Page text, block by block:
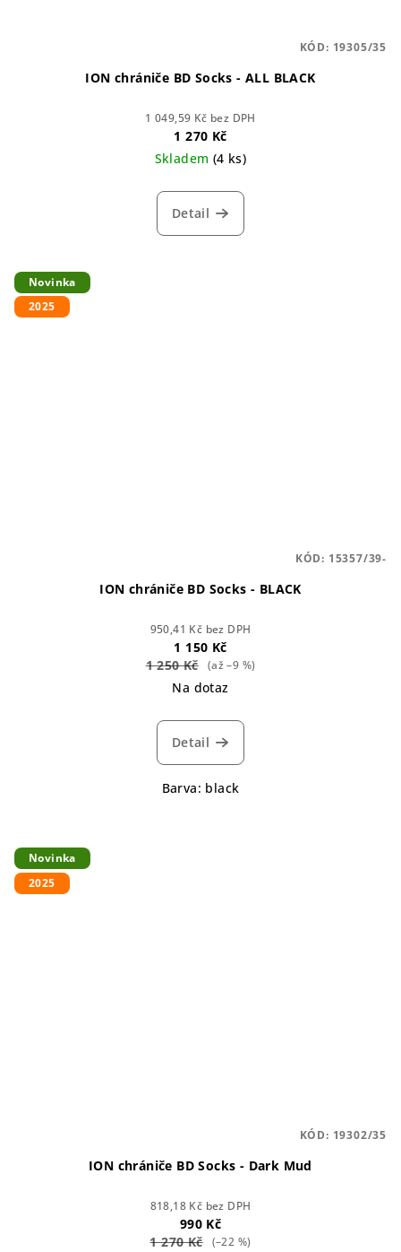
ION chrániče BD Socks - ALL BLACK
1 049,59 Kč bez DPH
1 270 Kč
Skladem (4 ks)
Detail
KÓD: 19305/35
Novinka
2025
ION chrániče BD Socks - BLACK
950,41 Kč bez DPH
1 150 Kč
1 250 Kč
(až –9 %)
Na dotaz
Detail
Barva: black
KÓD: 15357/39-
Novinka
2025
ION chrániče BD Socks - Dark Mud
818,18 Kč bez DPH
990 Kč
1 270 Kč
(–22 %)
KÓD: 19302/35